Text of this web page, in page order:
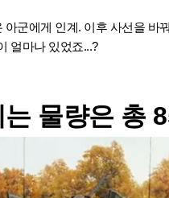
군에게 인계. 이후 사선을 바
얼마나 있었죠...?
물량은 총